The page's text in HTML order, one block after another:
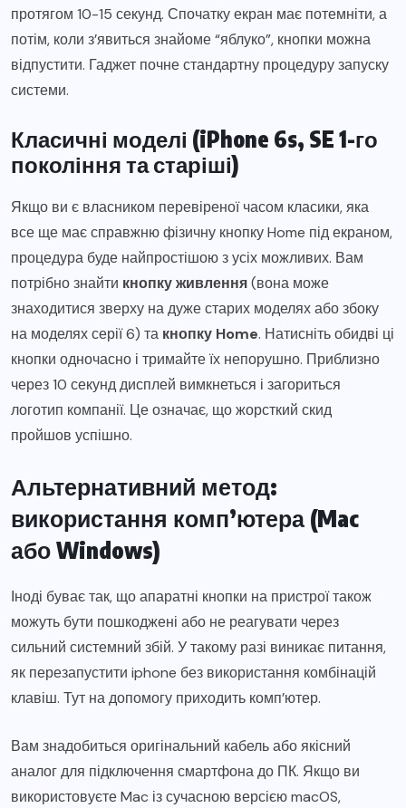
протягом 10-15 секунд. Спочатку екран має потемніти, а
потім, коли з’явиться знайоме “яблуко”, кнопки можна
відпустити. Гаджет почне стандартну процедуру запуску
системи.
Класичні моделі (iPhone 6s, SE 1-го
покоління та старіші)
Якщо ви є власником перевіреної часом класики, яка
все ще має справжню фізичну кнопку Home під екраном,
процедура буде найпростішою з усіх можливих. Вам
потрібно знайти кнопку живлення(вона може
знаходитися зверху на дуже старих моделях або збоку
на моделях серії 6) та кнопку Home. Натисніть обидві ці
кнопки одночасно і тримайте їх непорушно. Приблизно
через 10 секунд дисплей вимкнеться і загориться
логотип компанії. Це означає, що жорсткий скид
пройшов успішно.
Альтернативний метод:
використання комп’ютера (Mac
або Windows)
Іноді буває так, що апаратні кнопки на пристрої також
можуть бути пошкоджені або не реагувати через
сильний системний збій. У такому разі виникає питання,
як перезапустити iphone без використання комбінацій
клавіш. Тут на допомогу приходить комп’ютер.
Вам знадобиться оригінальний кабель або якісний
аналог для підключення смартфона до ПК. Якщо ви
використовуєте Mac із сучасною версією macOS,